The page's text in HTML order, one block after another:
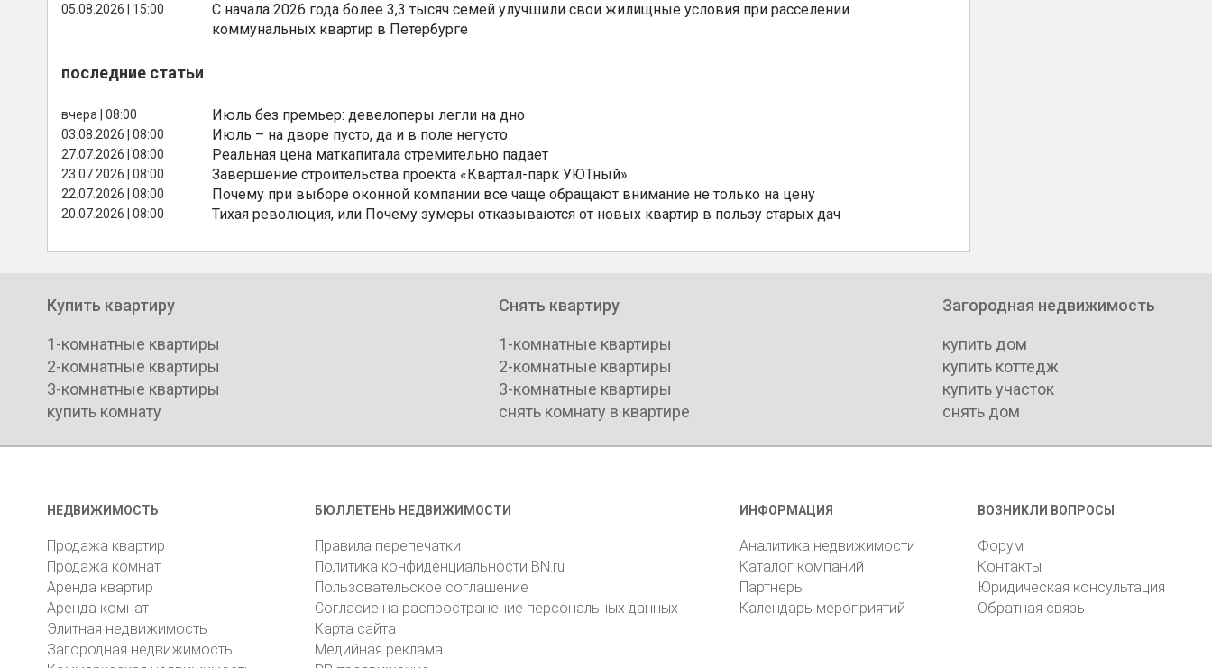
05.08.2026 | 15:00
С начала 2026 года более 3,3 тысяч семей улучшили свои жилищные условия при расселении
коммунальных квартир в Петербурге
последние статьи
вчера | 08:00 Июль без премьер: девелоперы легли на дно
03.08.2026 | 08:00 Июль – на дворе пусто, да и в поле негусто
27.07.2026 | 08:00 Реальная цена маткапитала стремительно падает
23.07.2026 | 08:00 Завершение строительства проекта «Квартал-парк УЮТный»
22.07.2026 | 08:00 Почему при выборе оконной компании все чаще обращают внимание не только на цену
20.07.2026 | 08:00 Тихая революция, или Почему зумеры отказываются от новых квартир в пользу старых дач
Купить квартиру
1-комнатные квартиры
2-комнатные квартиры
3-комнатные квартиры
купить комнату
Снять квартиру
1-комнатные квартиры
2-комнатные квартиры
3-комнатные квартиры
снять комнату в квартире
Загородная недвижимость
купить дом
купить коттедж
купить участок
снять дом
НЕДВИЖИМОСТЬ
Продажа квартир
Продажа комнат
Аренда квартир
Аренда комнат
Элитная недвижимость
Загородная недвижимость
БЮЛЛЕТЕНЬ НЕДВИЖИМОСТИ
Правила перепечатки
Политика конфиденциальности BN.ru
Пользовательское соглашение
Согласие на распространение персональных данных
Карта сайта
Медийная реклама
ИНФОРМАЦИЯ
Аналитика недвижимости
Каталог компаний
Партнеры
Календарь мероприятий
ВОЗНИКЛИ ВОПРОСЫ
Форум
Контакты
Юридическая консультация
Обратная связь